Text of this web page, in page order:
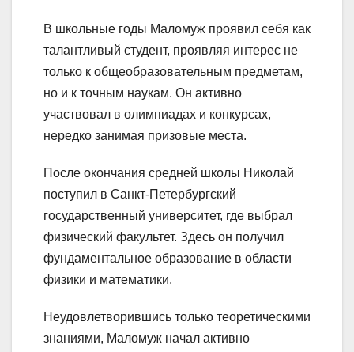
В школьные годы Маломуж проявил себя как
талантливый студент, проявляя интерес не
только к общеобразовательным предметам,
но и к точным наукам. Он активно
участвовал в олимпиадах и конкурсах,
нередко занимая призовые места.
После окончания средней школы Николай
поступил в Санкт-Петербургский
государственный университет, где выбрал
физический факультет. Здесь он получил
фундаментальное образование в области
физики и математики.
Неудовлетворившись только теоретическими
знаниями, Маломуж начал активно